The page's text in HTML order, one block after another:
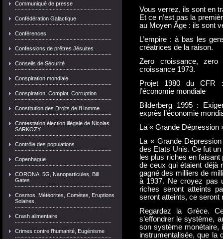
Communiqué de presse
Confédération Galactique
Conférences
Confessions de prêtres Jésuites
Conseils de Sécurité
Conspiration mondiale
Conspiration, Complot, Corruption
Constitution des Droits de l'Homme
Contestation élection illégale de Nicolas
SARKOZY
Contrôle des populations
Copenhague
CORONA, 5G, Nanoparticules, Bill
Gates
Cosmos, Météorites, Comètes, Eruptions
Solaires,
Crash alimentaire
Crimes contre l'humanité, Eugénisme
Vous verrez, ils sont en
Et ce n’est pas la
au Moyen Âge : ils sont
L’empire : à bas les
créatrices de la raison.
Zero croissance,
croissance 1973.
Projet 1980 du CFR
l’économie mondiale
Bilderberg 1995 :
exprès l’économie
La « Grande
La « Grande
des Etats Unis. Ce fut
les plus riches en
de ceux qui étaient déjà
gagné des milliers de
à 1937. Ne croyez pas
riches seront atteints
seront atteints, ce seront
Regardez la Grèce.
s’effondrer le système,
son système monétaire,
instrumentalisée, que la